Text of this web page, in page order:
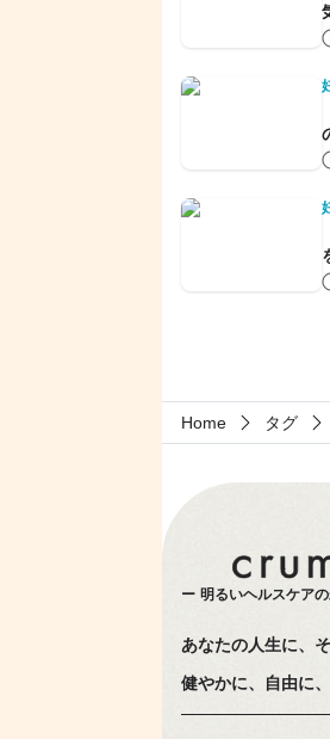
Home タグ
明るいヘルスケア
あなたの人生に、
健やかに、自由に